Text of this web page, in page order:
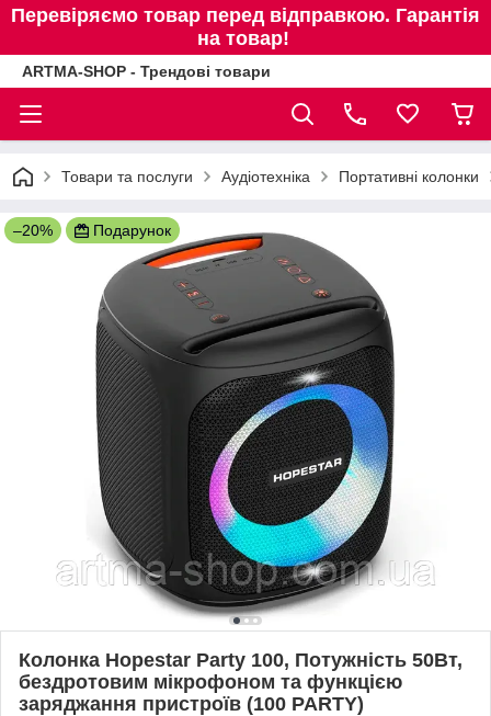
Перевіряємо товар перед відправкою. Гарантія
на товар!
ARTMA-SHOP - Трендові товари
Товари та послуги Аудіотехніка Портативні колонки
–20% Подарунок
Колонка Hopestar Party 100, Потужність 50Вт,
бездротовим мікрофоном та функцією
заряджання пристроїв (100 PARTY)